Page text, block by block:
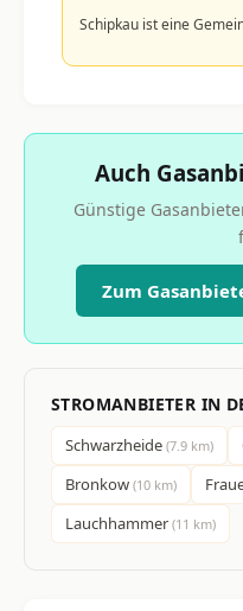
Schipkau ist eine
Auch
Günstige
Zum
STROMANBIETER IN
Schwarzheide (7.9 km)
Bronkow (10 km)
Lauchhammer (11 km)